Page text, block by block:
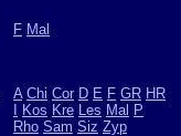
F Mal
A Chi Cor D E F GR HR
Kos Kre Les Mal P
Rho Sam Siz Zyp